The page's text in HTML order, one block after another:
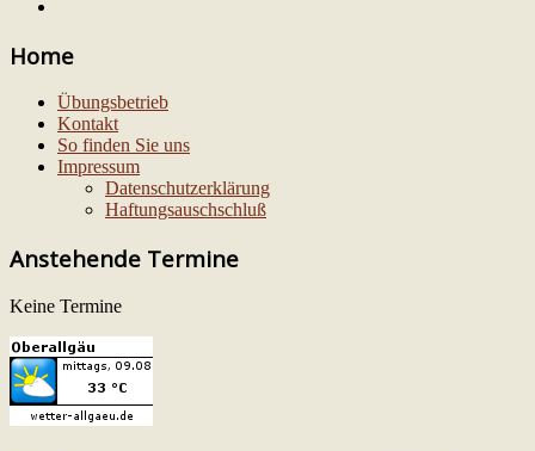
Home
Übungsbetrieb
Kontakt
So finden Sie uns
Impressum
Datenschutzerklärung
Haftungsauschschluß
Anstehende Termine
Keine Termine